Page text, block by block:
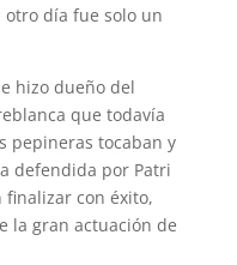
día fue solo un
hizo dueño del
que todavía
pepineras tocaban y
defendida por Patri
con éxito,
la gran actuación de